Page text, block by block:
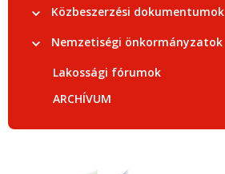
Közbeszerzési dokumentumok
Nemzetiségi önkormányzatok
Lakossági fórumok
ARCHÍVUM